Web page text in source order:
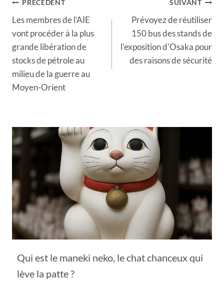
de
l’article
PRÉCÉDENT
Les membres de l’AIE
vont procéder à la plus
grande libération de
stocks de pétrole au
milieu de la guerre au
Moyen-Orient
SUIVANT
Prévoyez de réutiliser
150 bus des stands de
l'exposition d'Osaka pour
des raisons de sécurité
Qui est le maneki neko, le chat chanceux qui
lève la patte ?